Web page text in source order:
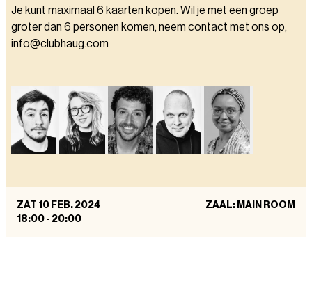
Je kunt maximaal 6 kaarten kopen. Wil je met een groep
groter dan 6 personen komen, neem contact met ons op,
info@clubhaug.com
ZAT 10 FEB. 2024
18:00 - 20:00
ZAAL: MAIN ROOM